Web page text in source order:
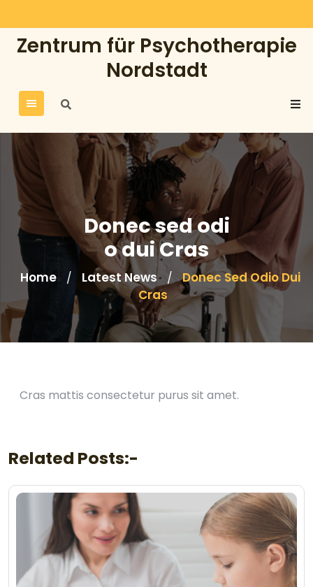
to
content
Zentrum für Psychotherapie
Nordstadt
Donec sed odi
o dui Cras
Home / Latest News / Donec Sed Odio Dui
Cras
Cras mattis consectetur purus sit amet.
Related Posts:-